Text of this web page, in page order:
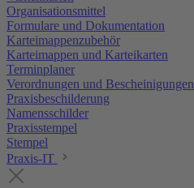
Organisationsmittel
Formulare und Dokumentation
Karteimappenzubehör
Karteimappen und Karteikarten
Terminplaner
Verordnungen und Bescheinigungen
Praxisbeschilderung
Namensschilder
Praxisstempel
Stempel
Praxis-IT